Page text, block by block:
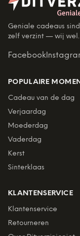
Geniale cadeaus
zelf verzint — wij
Facebook
POPULAIRE
Cadeau van de dag
Verjaardag
Moederdag
Vaderdag
Kerst
Sinterklaas
KLANTENSERVICE
Klantenservice
Retourneren